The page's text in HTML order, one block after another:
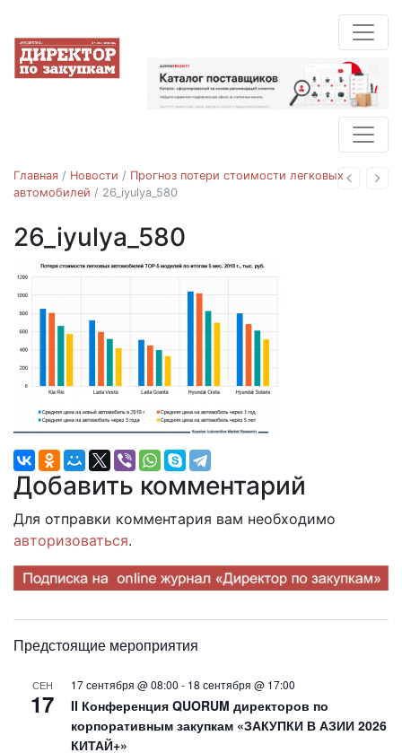
Назад
Главная / Новости / Прогноз потери стоимости легковых
автомобилей / 26_iyulya_580
26_iyulya_580
Добавить комментарий
Для отправки комментария вам необходимо
авторизоваться.
Предстоящие мероприятия
СЕН
17
17 сентября @ 08:00 - 18 сентября @ 17:00
II Конференция QUORUM директоров по
корпоративным закупкам «ЗАКУПКИ В АЗИИ 2026
КИТАЙ+»